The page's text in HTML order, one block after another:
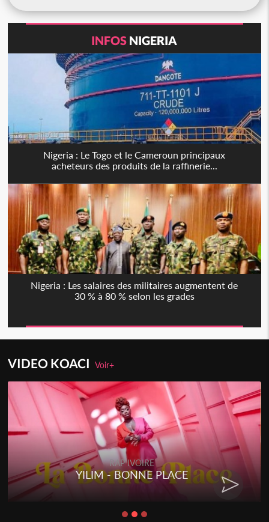
INFOS NIGERIA
Nigeria : Le Togo et le Cameroun principaux
acheteurs des produits de la raffinerie...
Nigeria : Les salaires des militaires augmentent de
30 % à 80 % selon les grades
VIDEO KOACIVoir+
RAP IVOIRE
YILIM - BONNE PLACE